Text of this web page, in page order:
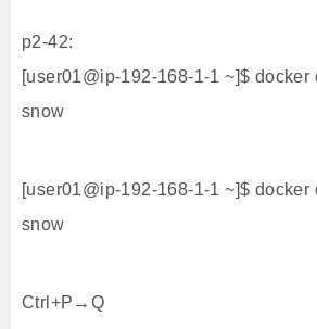
p2-42:
[user01@ip-192-168-1-1 ~]$ docker
snow
[user01@ip-192-168-1-1 ~]$ docker
snow
Ctrl+P→Q